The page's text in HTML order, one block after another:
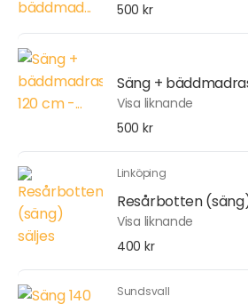
500 kr
Säng +
Visa liknande
500 kr
Linköping
Resårbotten
Visa liknande
400 kr
Sundsvall